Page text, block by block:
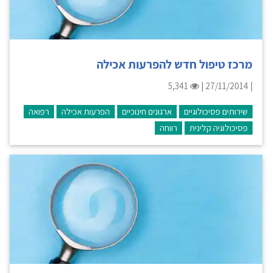
מרכז טיפול חדש להפרעות אכילה
שירותים פסיכולוגיים ארגונים חינוכיים הפרעות אכילה
רפואה
פסיכולוגיה קלינית
רווחה